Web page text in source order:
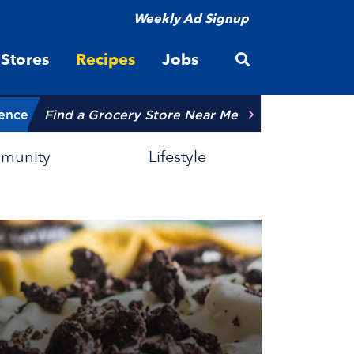
Weekly Ad Signup
Stores Recipes Jobs
Find a Grocery Store Near Me
Lifestyle